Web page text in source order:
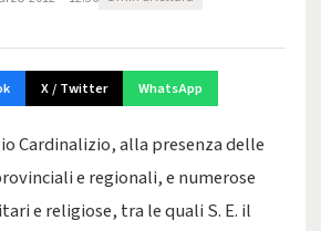
X / Twitter WhatsApp
Cardinalizio, alla presenza delle
e regionali, e numerose
e religiose, tra le quali S. E. il